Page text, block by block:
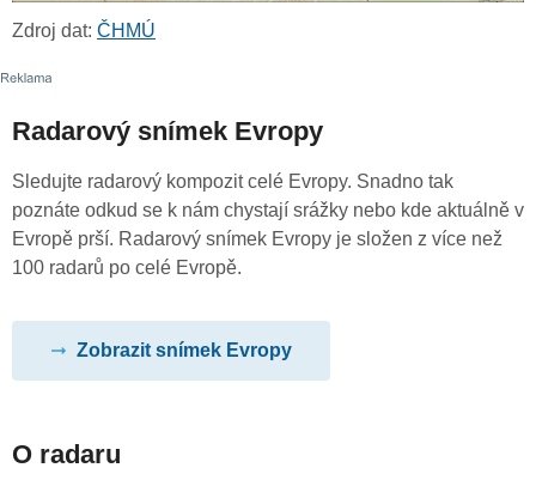
Zdroj dat: ČHMÚ
Radarový snímek Evropy
Sledujte radarový kompozit celé Evropy. Snadno tak
poznáte odkud se k nám chystají srážky nebo kde aktuálně v
Evropě prší. Radarový snímek Evropy je složen z více než
100 radarů po celé Evropě.
Zobrazit snímek Evropy
O radaru